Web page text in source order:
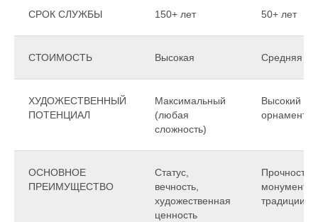
СРОК СЛУЖБЫ 150+ лет 50+ лет
СТОИМОСТЬ Высокая Средняя
ХУДОЖЕСТВЕННЫЙ
ПОТЕНЦИАЛ
Максимальный
(любая
сложность)
Высокий
орнамент)
ОСНОВНОЕ
ПРЕИМУЩЕСТВО
Статус,
вечность,
художественная
ценность
Прочность,
традиции